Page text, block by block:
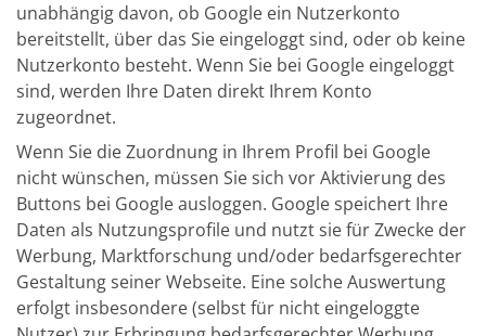
unabhängig davon, ob Google ein Nutzerkonto
bereitstellt, über das Sie eingeloggt sind, oder ob keine
Nutzerkonto besteht. Wenn Sie bei Google eingeloggt
sind, werden Ihre Daten direkt Ihrem Konto
zugeordnet.
Wenn Sie die Zuordnung in Ihrem Profil bei Google
nicht wünschen, müssen Sie sich vor Aktivierung des
Buttons bei Google ausloggen. Google speichert Ihre
Daten als Nutzungsprofile und nutzt sie für Zwecke der
Werbung, Marktforschung und/oder bedarfsgerechter
Gestaltung seiner Webseite. Eine solche Auswertung
erfolgt insbesondere (selbst für nicht eingeloggte